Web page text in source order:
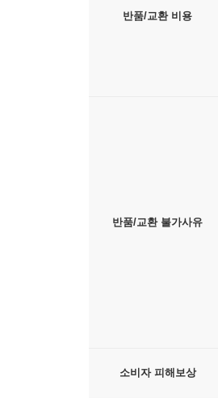
반품/교환 비용
반품/교환 불가사유
소비자 피해보상